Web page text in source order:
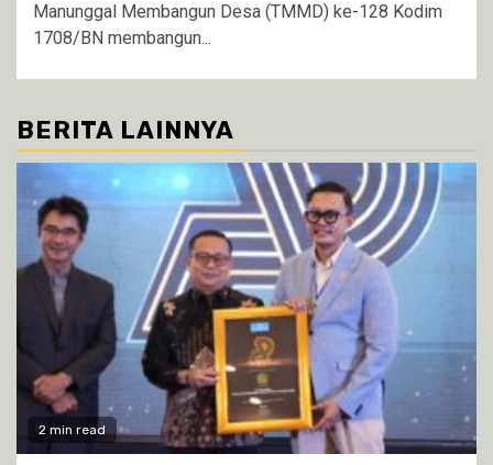
Manunggal Membangun Desa (TMMD) ke-128 Kodim
1708/BN membangun...
BERITA LAINNYA
2 min read